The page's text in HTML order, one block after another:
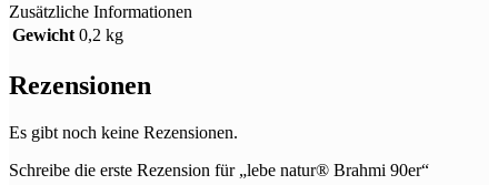
Zusätzliche Informationen
Gewicht 0,2 kg
Rezensionen
Es gibt noch keine Rezensionen.
Schreibe die erste Rezension für „lebe natur® Brahmi 90er“